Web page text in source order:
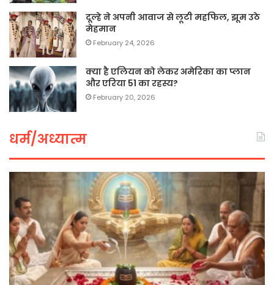
दूल्हे ने अपनी आवाज से लूटी महफिल, झूम उठे
मेहमान
February 24, 2026
क्या है एलियन को लेकर अमेरिका का प्लान
और एरिया 51 का रहस्य?
February 20, 2026
धर्म/अध्यात्म